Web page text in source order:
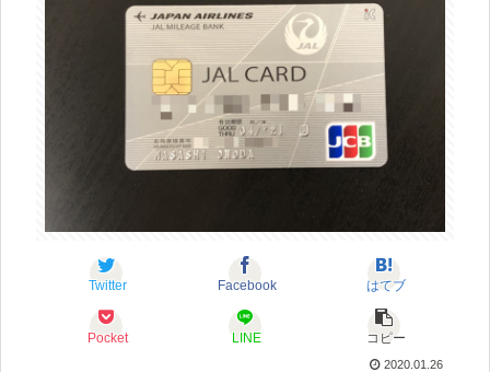
Twitter Facebook はてブ
Pocket LINE コピー
2020.01.26